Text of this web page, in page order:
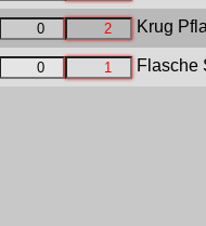
Krug
Flasche